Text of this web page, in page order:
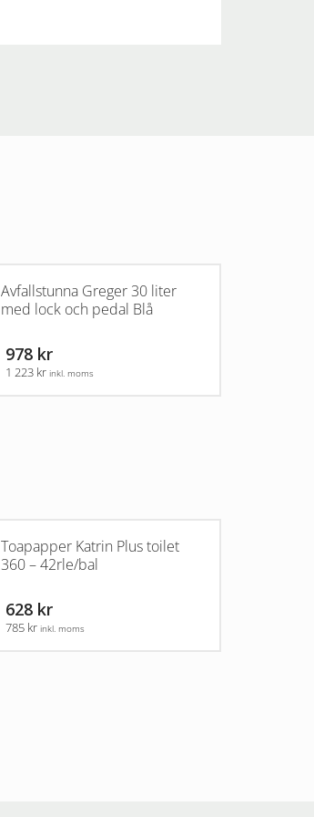
Avfallstunna Greger 30 liter
med lock och pedal Blå
978 kr
1 223 kr inkl. moms
Toapapper Katrin Plus toilet
360 – 42rle/bal
628 kr
785 kr inkl. moms